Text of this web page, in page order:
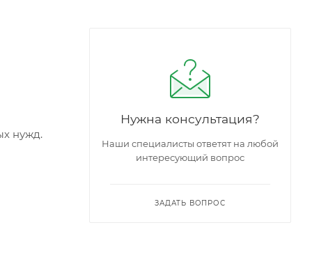
нужд.
Нужна консультация?
Наши специалисты ответят на любой
интересующий вопрос
ЗАДАТЬ ВОПРОС